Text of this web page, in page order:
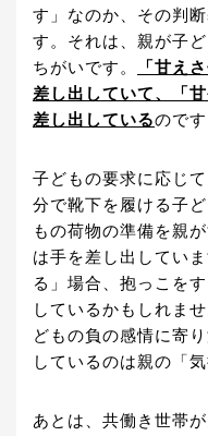
す」なのか、その判
す。それは、親が子
ちがいです。
「甘え
差し出していて、「
差し出しているのです
子どもの要求に応じ
分で靴下を履ける子
もの荷物の準備を親
は手を差し出してい
る」場合、抱っこを
しているかもしれま
どもの負の感情に寄
しているのは親の「
あとは、共働き世帯